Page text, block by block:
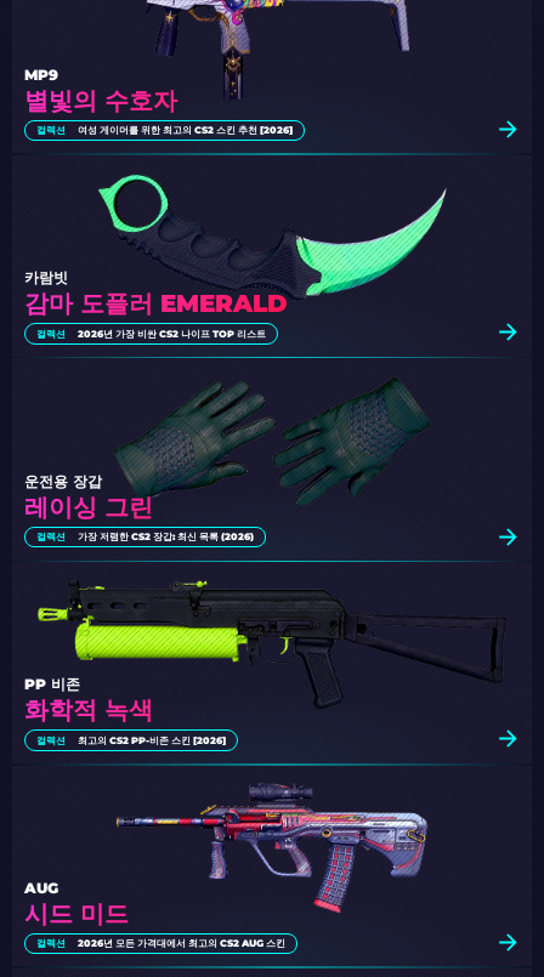
별빛의 수호자
MP9
컬렉션 여성 게이머를 위한 최고의 CS2 스킨 추천 [2026]
감마 도플러 EMERALD
카람빗
컬렉션 2026년 가장 비싼 CS2 나이프 TOP 리스트
레이싱 그린
운전용 장갑
컬렉션 가장 저렴한 CS2 장갑: 최신 목록 (2026)
화학적 녹색
PP 비존
컬렉션 최고의 CS2 PP-비존 스킨 [2026]
시드 미드
AUG
컬렉션 2026년 모든 가격대에서 최고의 CS2 AUG 스킨